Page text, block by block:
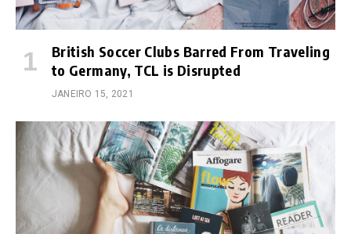
British Soccer Clubs Barred From Traveling
to Germany, TCL is Disrupted
JANEIRO 15, 2021